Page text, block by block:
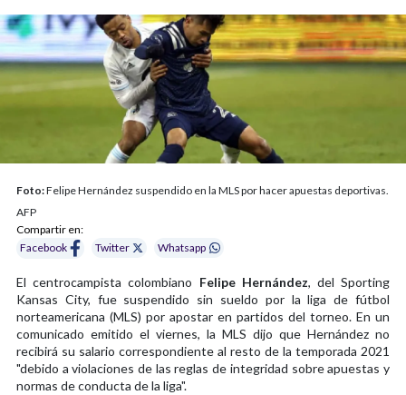
Foto:Felipe Hernández suspendido en la MLS por hacer apuestas deportivas.
AFP
Compartir en:
Facebook
Twitter Whatsapp
El centrocampista colombiano Felipe Hernández, del Sporting
Kansas City, fue suspendido sin sueldo por la liga de fútbol
norteamericana (MLS) por apostar en partidos del torneo. En un
comunicado emitido el viernes, la MLS dijo que Hernández no
recibirá su salario correspondiente al resto de la temporada 2021
"debido a violaciones de las reglas de integridad sobre apuestas y
normas de conducta de la liga".